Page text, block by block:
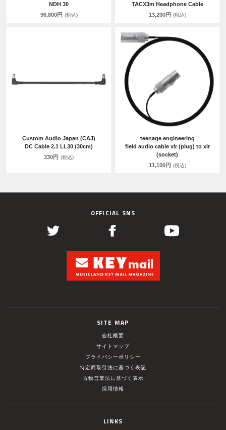
NDH 30
96,800円 (税込)
TACX3m Headphone Cable
13,200円 (税込)
Custom Audio Japan (CAJ)
DC Cable 2.1 LL30 (30cm)
330円 (税込)
teenage engineering
field audio cable xlr (plug) to xlr
(socket)
11,100円 (税込)
OFFICIAL SNS
SITE MAP
会社概要
サイトマップ
プライバシーポリシー
特定商取引法に基づく表記
古物営業法に基づく表示
採用情報
LINKS